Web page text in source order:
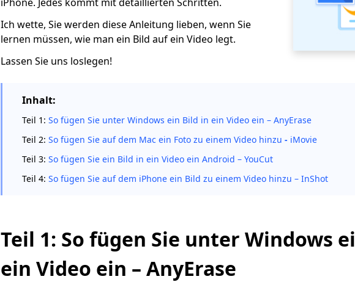
Ich wette, Sie werden diese Anleitung lieben, wenn Sie
lernen müssen, wie man ein Bild auf ein Video legt.
Lassen Sie uns loslegen!
Inhalt:
Teil 1: So fügen Sie unter Windows ein Bild in ein Video ein – AnyErase
Teil 2: So fügen Sie auf dem Mac ein Foto zu einem Video hinzu - iMovie
Teil 3: So fügen Sie ein Bild in ein Video ein Android – YouCut
Teil 4: So fügen Sie auf dem iPhone ein Bild zu einem Video hinzu – InShot
Teil 1: So fügen Sie unter Windows
ein Video ein – AnyErase